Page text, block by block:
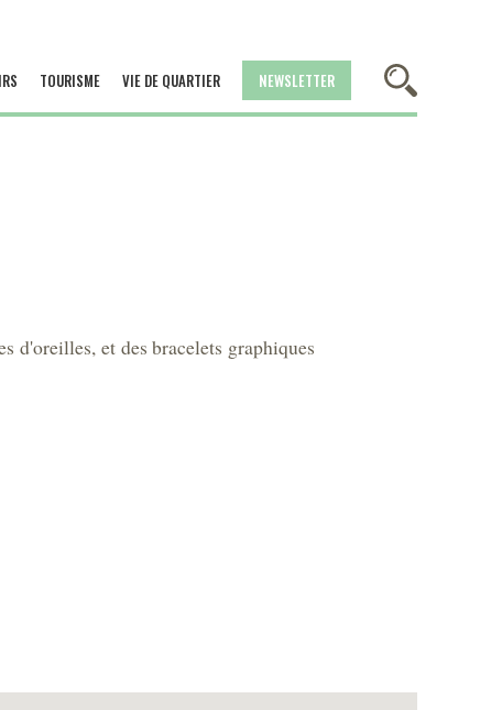
TOURISME VIE DE QUARTIER NEWSLETTER
d'oreilles, et des bracelets graphiques